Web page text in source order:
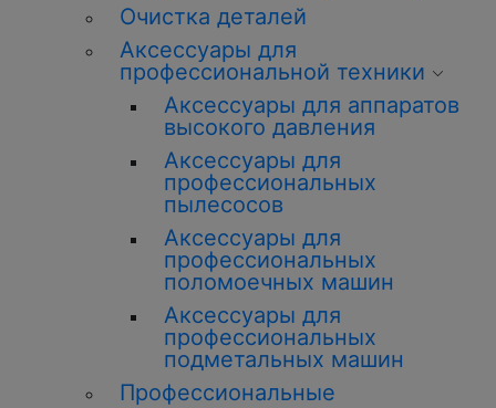
Очистка деталей
Аксессуары для
профессиональной техники
Аксессуары для аппаратов
высокого давления
Аксессуары для
профессиональных
пылесосов
Аксессуары для
профессиональных
поломоечных машин
Аксессуары для
профессиональных
подметальных машин
Профессиональные